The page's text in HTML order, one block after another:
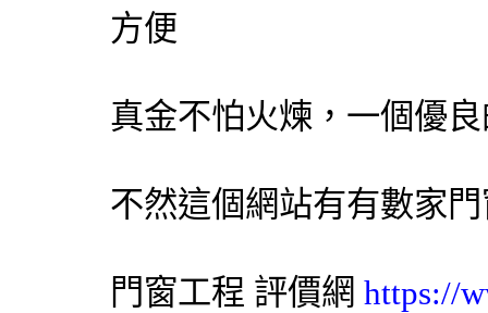
方便
真金不怕火煉，一個優
不然這個網站有有數家
門窗工程 評價網 https://